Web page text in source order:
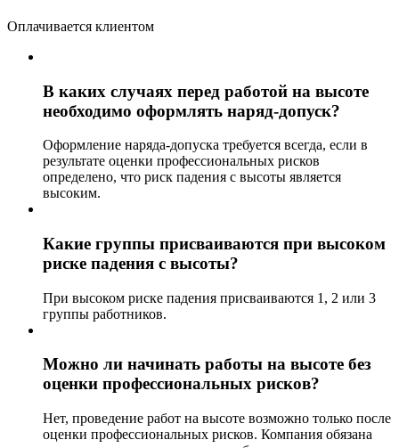
Оплачивается клиентом
В каких случаях перед работой на высоте
необходимо оформлять наряд-допуск?
Оформление наряда-допуска требуется всегда, если в
результате оценки профессиональных рисков
определено, что риск падения с высоты является
высоким.
Какие группы присваиваются при высоком
риске падения с высоты?
При высоком риске падения присваиваются 1, 2 или 3
группы работников.
Можно ли начинать работы на высоте без
оценки профессиональных рисков?
Нет, проведение работ на высоте возможно только после
оценки профессиональных рисков. Компания обязана